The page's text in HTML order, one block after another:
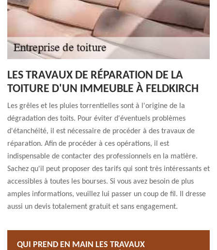
LES TRAVAUX DE RÉPARATION DE LA
TOITURE D'UN IMMEUBLE À FELDKIRCH
Les grêles et les pluies torrentielles sont à l'origine de la
dégradation des toits. Pour éviter d'éventuels problèmes
d'étanchéité, il est nécessaire de procéder à des travaux de
réparation. Afin de procéder à ces opérations, il est
indispensable de contacter des professionnels en la matière.
Sachez qu'il peut proposer des tarifs qui sont très intéressants et
accessibles à toutes les bourses. Si vous avez besoin de plus
amples informations, veuillez lui passer un coup de fil. Il dresse
aussi un devis totalement gratuit et sans engagement.
QUI PREND EN MAIN LES TRAVAUX